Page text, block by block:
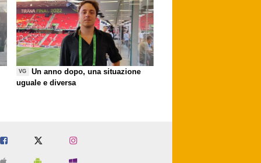
VG
Un anno dopo, una situazione
uguale e diversa